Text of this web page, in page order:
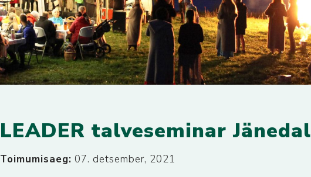
LEADER talveseminar Jänedal
Toimumisaeg: 07. detsember, 2021